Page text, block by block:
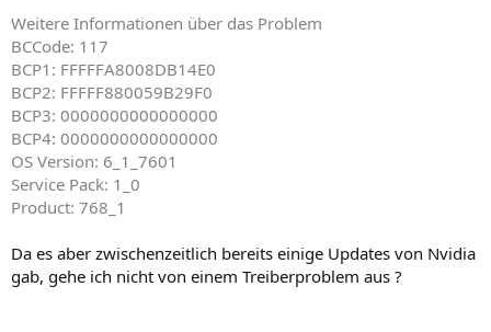
Weitere Informationen über das Problem
BCCode: 117
BCP1: FFFFFA8008DB14E0
BCP2: FFFFF880059B29F0
BCP3: 0000000000000000
BCP4: 0000000000000000
OS Version: 6_1_7601
Service Pack: 1_0
Product: 768_1
Da es aber zwischenzeitlich bereits einige Updates von Nvidia
gab, gehe ich nicht von einem Treiberproblem aus ?